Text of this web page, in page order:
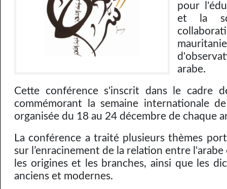
pour
et la
arabe.
Cette conférence s'inscrit dans le cadre
commémorant la semaine internationale
organisée du 18 au 24 décembre de chaque
La conférence a traité plusieurs thèmes
sur l’enracinement de la relation entre
les origines et les branches, ainsi que les
anciens et modernes.